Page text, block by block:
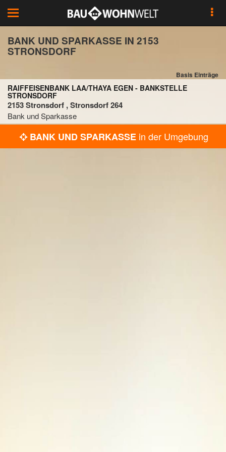
Toggle
navigation
BANK UND SPARKASSE IN 2153
STRONSDORF
Basis Einträge
RAIFFEISENBANK LAA/THAYA EGEN - BANKSTELLE
STRONSDORF
2153 Stronsdorf , Stronsdorf 264
Bank und Sparkasse
BANK UND SPARKASSE in der Umgebung